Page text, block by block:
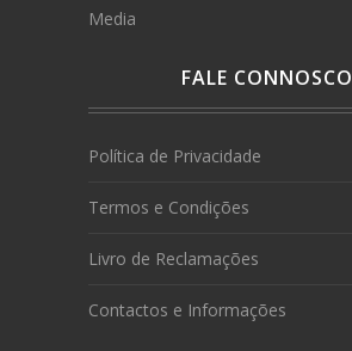
Media
FALE CONNOSCO
Política de Privacidade
Termos e Condições
Livro de Reclamações
Contactos e Informações